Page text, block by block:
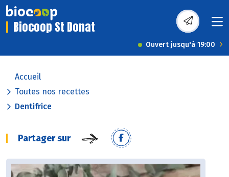
Biocoop St Donat
Ouvert jusqu'à 19:00
Accueil
Toutes nos recettes
Dentifrice
Partager sur